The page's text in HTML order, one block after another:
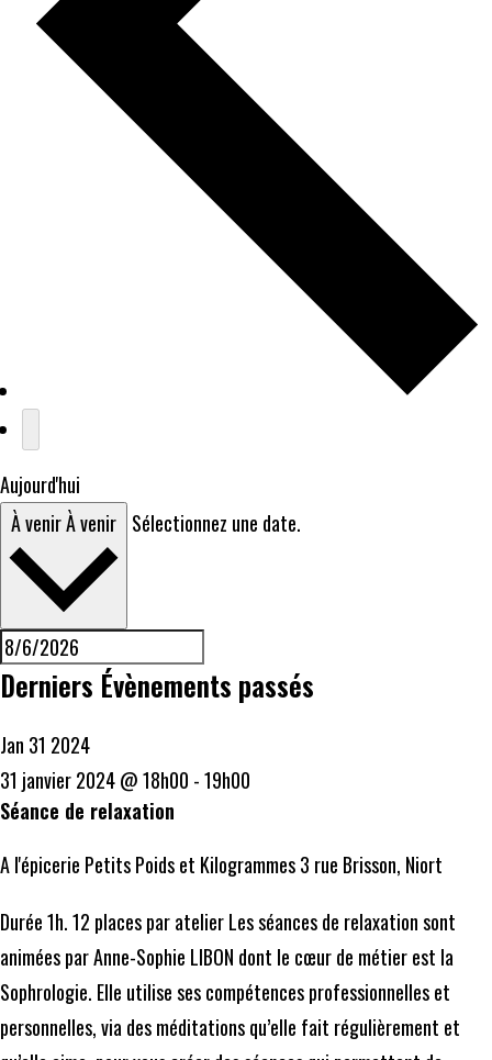
Aujourd'hui
À venirÀ venir Sélectionnez une date.
Derniers Évènements passés
Jan 31 2024
31 janvier 2024 @ 18h00 -19h00
Séance de relaxation
A l'épicerie Petits Poids et Kilogrammes3 rue Brisson, Niort
Durée 1h. 12 places par atelier Les séances de relaxation sont
animées par Anne-Sophie LIBON dont le cœur de métier est la
Sophrologie. Elle utilise ses compétences professionnelles et
personnelles, via des méditations qu’elle fait régulièrement et